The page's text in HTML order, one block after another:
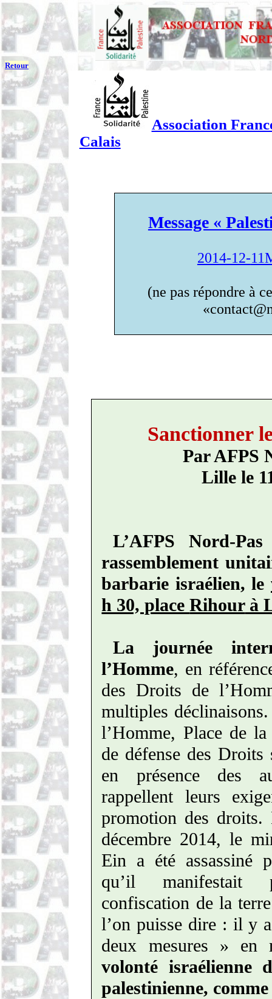
Retour
Association
Calais
Message «
2014-12-
(ne pas répondre à
Sanctionner
Par AFPS
Lille le
L’AFPS Nord-
rassemblement
barbarie israélien, le
h 30, placeRihourà
La journée
l’Homme, en
des Droits de
multiples
l’Homme, Place de
de défense des Droits
en présence des
rappellent leurs
promotion des droits.
décembre 2014, le
Ein a été assassiné
qu’il manifestait
confiscation de la
l’on puisse dire : il y
deux mesures »
volonté israélienne
palestinienne,